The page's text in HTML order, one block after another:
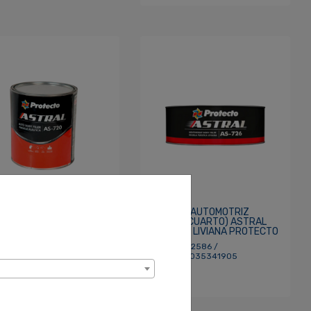
MASILLA AUTOMOTRIZ
0.946L (CUARTO) ASTRAL
MG 0726 LIVIANA PROTECTO
SKU: 81002586 /
UPC: 7441035341905
$9.25